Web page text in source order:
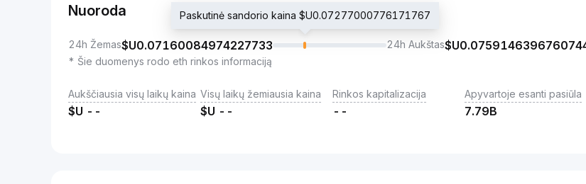
Nuoroda
24h Žemas$U0.07160084974227733
Paskutinė sandorio kaina $U0.07277000776171767
24h Aukštas$U
* Šie duomenys rodo eth rinkos informaciją
Aukščiausia visų laikų kaina
$U --
Visų laikų žemiausia kaina
$U --
Rinkos kapitalizacija
--
Apyvartoje esanti pasiūla
7.79B